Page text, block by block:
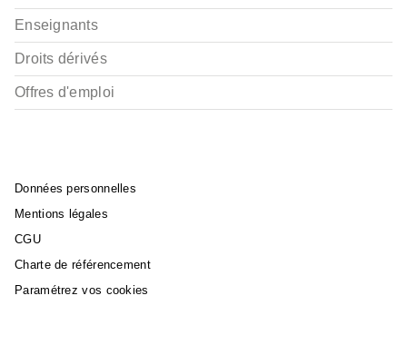
Enseignants
Droits dérivés
Offres d'emploi
Données personnelles
Mentions légales
CGU
Charte de référencement
Paramétrez vos cookies